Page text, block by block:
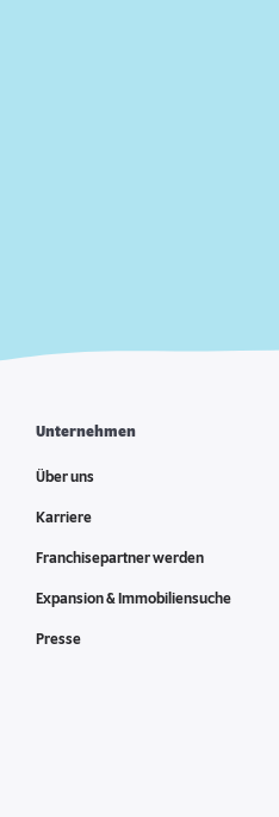
Unternehmen
Über uns
Karriere
Franchisepartner werden
Expansion & Immobiliensuche
Presse